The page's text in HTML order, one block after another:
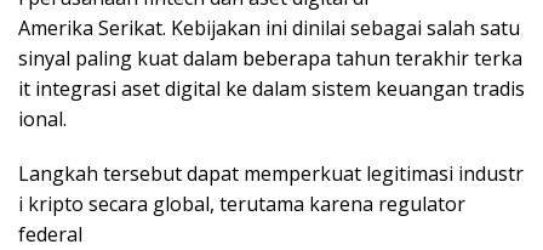
Amerika Serikat. Kebijakan ini dinilai sebagai salah satu
sinyal paling kuat dalam beberapa tahun terakhir terka
it integrasi aset digital ke dalam sistem keuangan tradis
ional.
Langkah tersebut dapat memperkuat legitimasi industr
i kripto secara global, terutama karena regulator
federal